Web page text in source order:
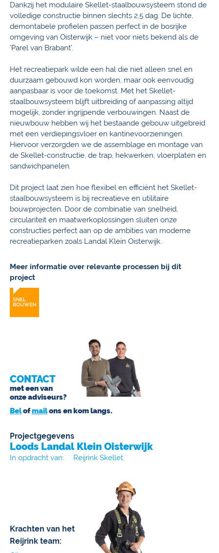
Dankzij het modulaire Skellet-staalbouwsysteem stond de
volledige constructie binnen slechts 2,5 dag. De lichte,
demontabele profielen passen perfect in de bosrijke
omgeving van Oisterwijk – niet voor niets bekend als de
‘Parel van Brabant’.
Het recreatiepark wilde een hal die niet alleen snel en
duurzaam gebouwd kon worden, maar ook eenvoudig
aanpasbaar is voor de toekomst. Met het Skellet-
staalbouwsysteem blijft uitbreiding of aanpassing altijd
mogelijk, zonder ingrijpende verbouwingen. Naast de
nieuwbouw hebben wij het bestaande gebouw uitgebreid
met een verdiepingsvloer en kantinevoorzieningen.
Hiervoor verzorgden we de assemblage en montage van
de Skellet-constructie, de trap, hekwerken, vloerplaten en
sandwichpanelen.
Dit project laat zien hoe flexibel en efficiënt het Skellet-
staalbouwsysteem is bij recreatieve en utilitaire
bouwprojecten. Door de combinatie van snelheid,
circulariteit en maatwerkoplossingen sluiten onze
constructies perfect aan op de ambities van moderne
recreatieparken zoals Landal Klein Oisterwijk.
Meer informatie over relevante processen bij dit
project
CONTACT
met een van
onze adviseurs?
Belofmailons en kom langs.
Projectgegevens
Loods Landal Klein Oisterwijk
In opdracht van: Reijrink Skellet
Krachten van het
Reijrink team: